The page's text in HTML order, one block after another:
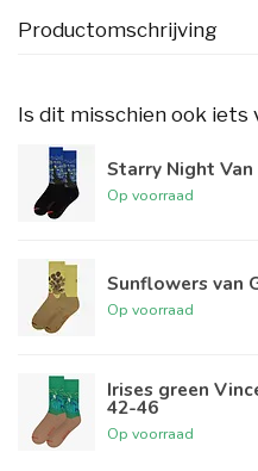
Productomschrijving
Is dit misschien ook iets
Starry Night
Op voorraad
Sunflowers van
Op voorraad
Irises green
42-46
Op voorraad